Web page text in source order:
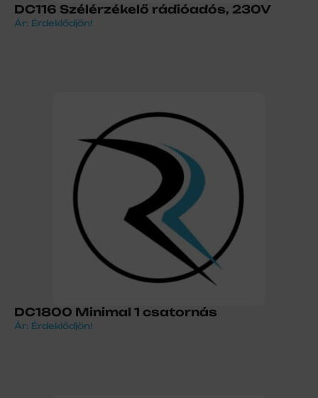
DC116 Szélérzékelő rádióadós, 230V
Ár: Érdeklődjön!
DC1800 Minimal 1 csatornás
Ár: Érdeklődjön!